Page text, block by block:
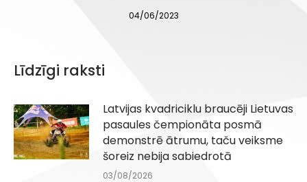
04/06/2023
Līdzīgi raksti
Latvijas kvadriciklu braucēji Lietuvas
pasaules čempionāta posmā
demonstrē ātrumu, taču veiksme
šoreiz nebija sabiedrotā
03/08/2026